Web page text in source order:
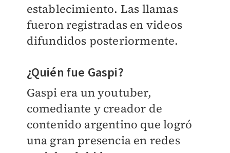
establecimiento. Las llamas
fueron registradas en videos
difundidos posteriormente.
¿Quién fue Gaspi?
Gaspi era un youtuber,
comediante y creador de
contenido argentino que logró
una gran presencia en redes